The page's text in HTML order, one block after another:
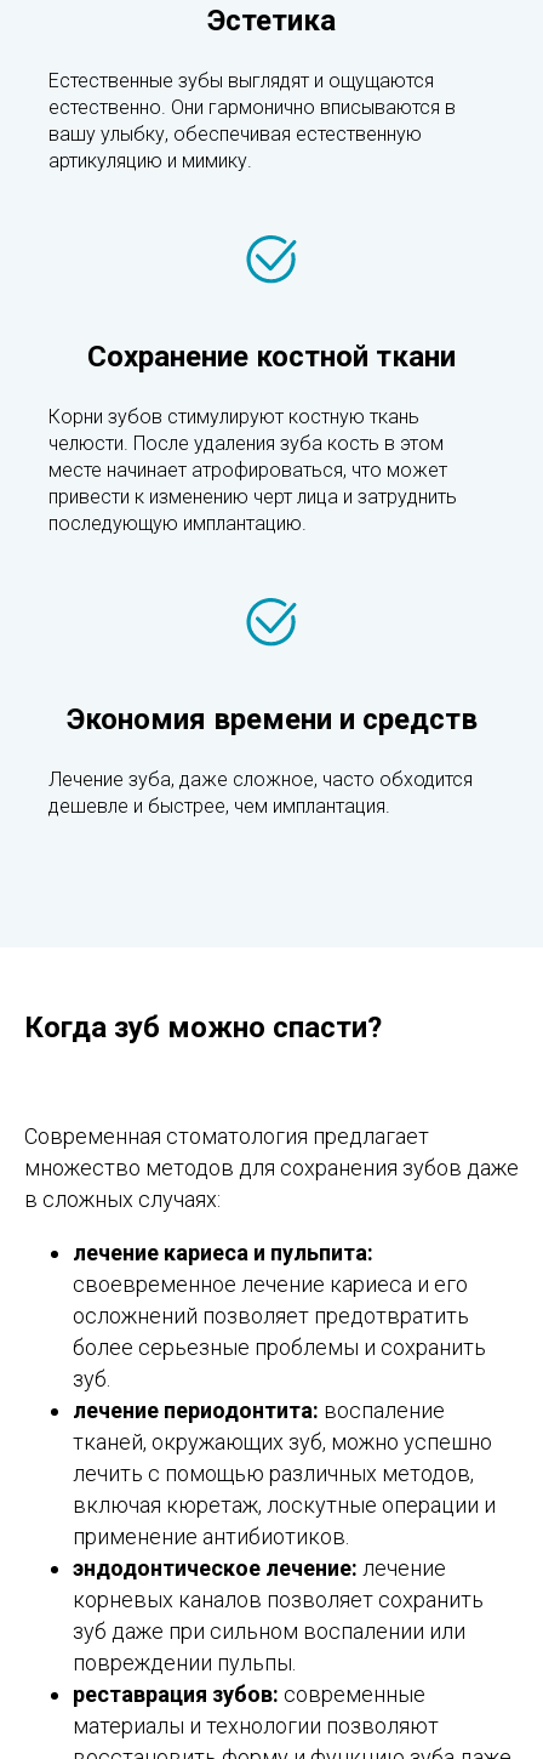
Эстетика
Естественные зубы выглядят и ощущаются
естественно. Они гармонично вписываются в
вашу улыбку, обеспечивая естественную
артикуляцию и мимику.
Сохранение костной ткани
Корни зубов стимулируют костную ткань
челюсти. После удаления зуба кость в этом
месте начинает атрофироваться, что может
привести к изменению черт лица и затруднить
последующую имплантацию.
Экономия времени и средств
Лечение зуба, даже сложное, часто обходится
дешевле и быстрее, чем имплантация.
Когда зуб можно спасти?
Современная стоматология предлагает
множество методов для сохранения зубов даже
в сложных случаях:
лечение кариеса и пульпита:
своевременное лечение кариеса и его
осложнений позволяет предотвратить
более серьезные проблемы и сохранить
зуб.
лечение периодонтита: воспаление
тканей, окружающих зуб, можно успешно
лечить с помощью различных методов,
включая кюретаж, лоскутные операции и
применение антибиотиков.
эндодонтическое лечение: лечение
корневых каналов позволяет сохранить
зуб даже при сильном воспалении или
повреждении пульпы.
реставрация зубов: современные
материалы и технологии позволяют